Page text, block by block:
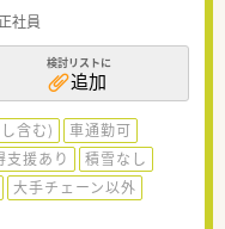
社員
検討リストに
追加
含む)
車通勤可
支援あり
積雪なし
大手チェーン以外